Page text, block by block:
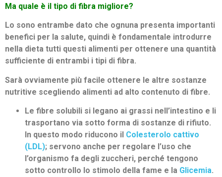
Ma quale è il tipo di fibra migliore?
Lo sono entrambe dato che ognuna presenta importanti
benefici per la salute, quindi è fondamentale introdurre
nella dieta tutti questi alimenti per ottenere una quantità
sufficiente di entrambi i tipi di fibra.
Sarà ovviamente più facile ottenere le altre sostanze
nutritive scegliendo alimenti ad alto contenuto di fibre.
Le fibre solubili si legano ai grassi nell’intestino e li
trasportano via sotto forma di sostanze di rifiuto.
In questo modo riducono il Colesterolo cattivo
(LDL); servono anche per regolare l’uso che
l’organismo fa degli zuccheri, perché tengono
sotto controllo lo stimolo della fame e la Glicemia.